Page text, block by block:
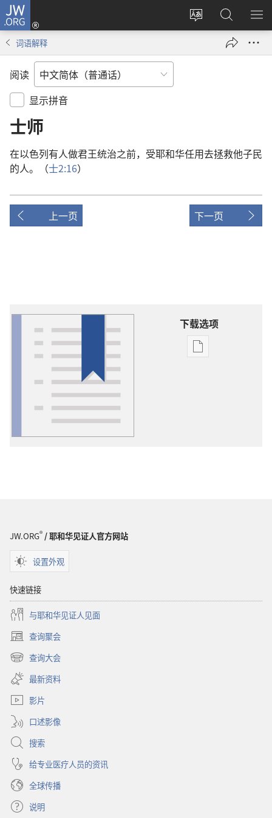
JW.ORG
更
登
录
（打
搜
索
JW.ORG
显
词语解释
阅读
显示拼音
士师
在以色列有人做君王统治之前， 受耶和华任用去拯救他子民
的人。（士2:16）
上一页 下一页
下载选项
出
JW.ORG®/ 耶和华见证人官方网站
设置外观
快速链接
与耶和华见证人见面
查询聚会
（打
开
新
窗
口）
查询大会
（打
开
新
窗
最新资料
影片
口述影像
搜索
给专业医疗人员的资讯
全球传播
说明